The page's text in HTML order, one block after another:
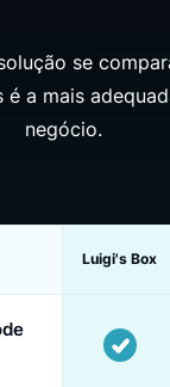
se
a mais
negócio.
Luigi's Box